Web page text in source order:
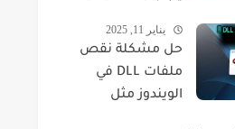
وألعاب أندرويد🔥
يناير 11, 2025
حل مشكلة نقص
ملفات DLL في
الويندوز مثل